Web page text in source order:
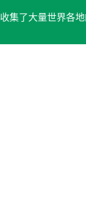
收集了大量世界各